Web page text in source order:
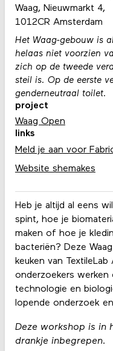
Heb je altijd al eens
spint, hoe je
maken of hoe je
bacteriën? Deze
keuken van
onderzoekers werken
technologie en
lopende onderzoek
Deze workshop is in
drankje inbegrepen.
Waag, Nieuwmarkt 4,
1012CR Amsterdam
Het Waag-gebouw is
helaas niet voorzien
zich op de tweede
steil is. Op de eerste
genderneutraal toilet.
project
Waag Open
links
Meld je aan voor
Website shemakes